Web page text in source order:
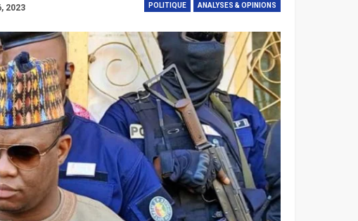
POLITIQUE ANALYSES & OPINIONS
2023